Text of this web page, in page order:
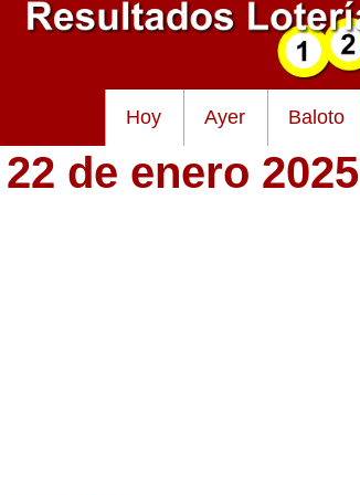
Hoy Ayer Baloto
de enero 2025